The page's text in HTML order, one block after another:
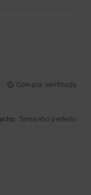
Compra verificada
: Tamanho perfeito